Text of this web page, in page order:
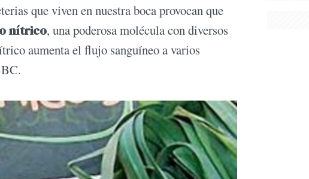
que viven en nuestra boca provocan que
nítrico, una poderosa molécula con diversos
aumenta el flujo sanguíneo a varios